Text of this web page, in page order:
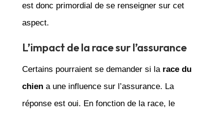
est donc primordial de se renseigner sur cet
aspect.
L’impact de la race sur l’assurance
Certains pourraient se demander si la race du
chiena une influence sur l’assurance. La
réponse est oui. En fonction de la race, le